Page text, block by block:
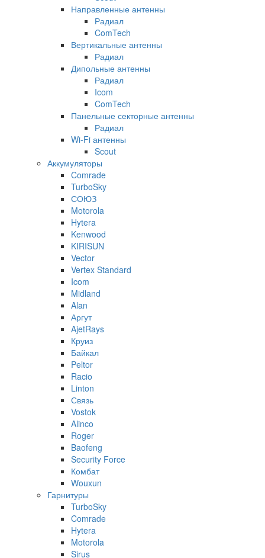
Направленные антенны
Радиал
ComTech
Вертикальные антенны
Радиал
Дипольные антенны
Радиал
Icom
ComTech
Панельные секторные антенны
Радиал
Wi-Fi антенны
Scout
Аккумуляторы
Comrade
TurboSky
СОЮЗ
Motorola
Hytera
Kenwood
KIRISUN
Vector
Vertex Standard
Icom
Midland
Alan
Аргут
AjetRays
Круиз
Байкал
Peltor
Racio
Linton
Связь
Vostok
Alinco
Roger
Baofeng
Security Force
Комбат
Wouxun
Гарнитуры
TurboSky
Comrade
Hytera
Motorola
Sirus